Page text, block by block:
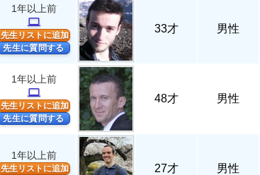
1年以上前
computer
先生リストに追加
先生に質問する
33才 男性
1年以上前
computer
先生リストに追加
先生に質問する
48才 男性
1年以上前
先生リストに追加 27才 男性